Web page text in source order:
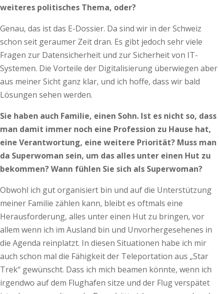
weiteres politisches Thema, oder?
Genau, das ist das E-Dossier. Da sind wir in der Schweiz
schon seit geraumer Zeit dran. Es gibt jedoch sehr viele
Fragen zur Datensicherheit und zur Sicherheit von IT-
Systemen. Die Vorteile der Digitalisierung überwiegen aber
aus meiner Sicht ganz klar, und ich hoffe, dass wir bald
Lösungen sehen werden.
Sie haben auch Familie, einen Sohn. Ist es nicht so, dass
man damit immer noch eine Profession zu Hause hat,
eine Verantwortung, eine weitere Priorität? Muss man
da Superwoman sein, um das alles unter einen Hut zu
bekommen? Wann fühlen Sie sich als Superwoman?
Obwohl ich gut organisiert bin und auf die Unterstützung
meiner Familie zählen kann, bleibt es oftmals eine
Herausforderung, alles unter einen Hut zu bringen, vor
allem wenn ich im Ausland bin und Unvorhergesehenes in
die Agenda reinplatzt. In diesen Situationen habe ich mir
auch schon mal die Fähigkeit der Teleportation aus „Star
Trek“ gewünscht. Dass ich mich beamen könnte, wenn ich
irgendwo auf dem Flughafen sitze und der Flug verspätet